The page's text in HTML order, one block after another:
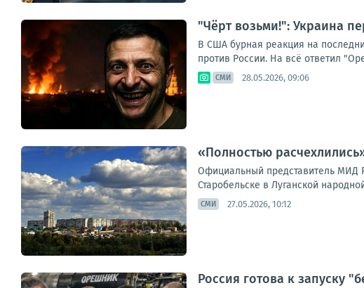
"Чёрт возьми!": Украина
В США бурная реакция на
против России. На всё ответил
СМИ 28.05.2026, 09:06
«Полностью
Официальный представитель МИД
Старобельске в Луганской
СМИ 27.05.2026, 10:12
Россия готова к запуску